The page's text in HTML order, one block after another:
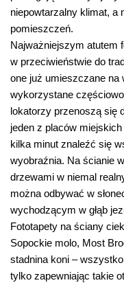
niepowtarzalny klimat, a
pomieszczeń.
Najważniejszym atutem
w przeciwieństwie do
one już umieszczane
wykorzystane
lokatorzy przenoszą się
jeden z placów
kilka minut znaleźć się
wyobraźnia. Na ścianie
drzewami w niemal
można odbywać w
wychodzącym w głąb
Fototapety na ściany
Sopockie molo, Most
stadnina koni –
tylko zapewniając takie